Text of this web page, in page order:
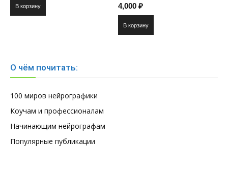
В корзину 4,000₽
В корзину
О чём почитать:
100 миров нейрографики
Коучам и профессионалам
Начинающим нейрографам
Популярные публикации